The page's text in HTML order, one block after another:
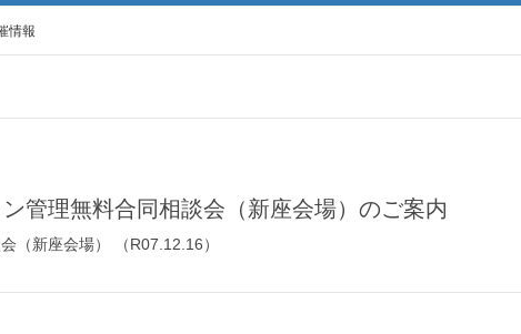
情報
管理無料合同相談会（新座会場）のご案内
（新座会場） （R07.12.16）